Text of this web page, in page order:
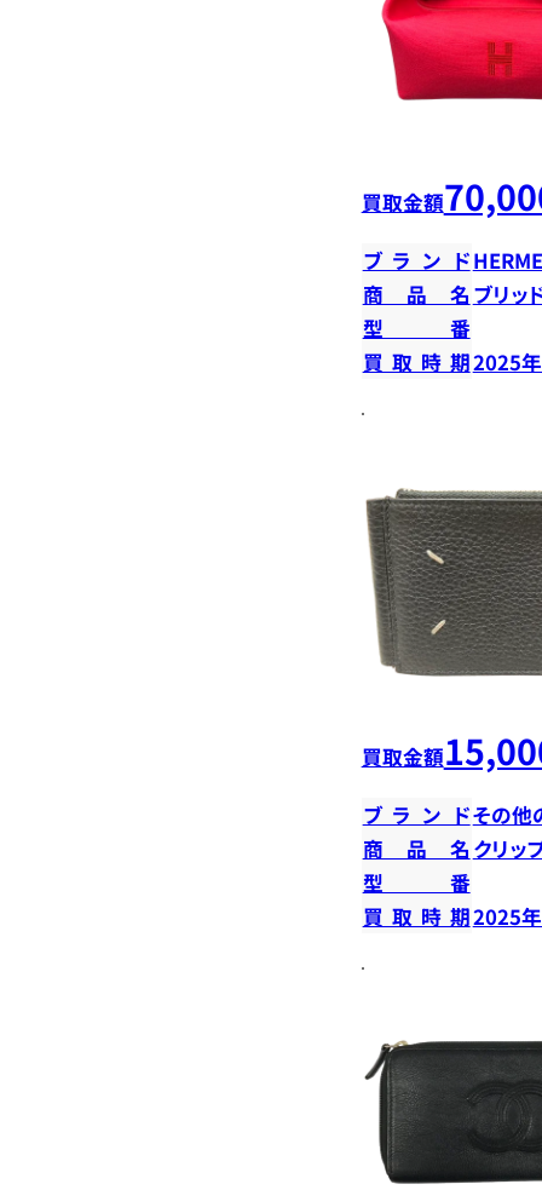
買取金額
ブランド
商品名 ブリッ
型番
買取時期2025
買取金額
ブランドその他
商品名 クリッ
型番
買取時期2025